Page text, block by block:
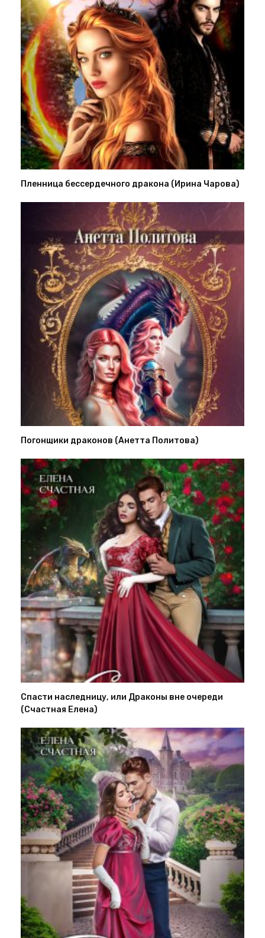
Пленница бессердечного дракона (Ирина Чарова)
Погонщики драконов (Анетта Политова)
Спасти наследницу, или Драконы вне очереди
(Счастная Елена)